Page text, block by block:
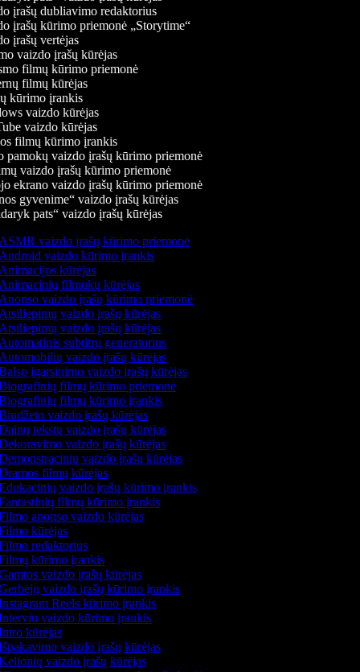
įrašų dubliavimo redaktorius
įrašų kūrimo priemonė „Storytime“
įrašų vertėjas
vaizdo įrašų kūrėjas
filmų kūrimo priemonė
filmų kūrėjas
kūrimo įrankis
vaizdo kūrėjas
vaizdo kūrėjas
filmų kūrimo įrankis
vaizdo įrašų kūrimo priemonė
vaizdo įrašų kūrimo priemonė
ekrano vaizdo įrašų kūrimo priemonė
gyvenime“ vaizdo įrašų kūrėjas
pats“ vaizdo įrašų kūrėjas
vaizdo įrašų kūrimo priemonė
vaizdo kūrimo įrankis
kūrėjas
filmukų kūrėjas
vaizdo įrašų kūrimo priemonė
vaizdo įrašų kūrėjas
vaizdo įrašų kūrėjas
subtitrų generatorius
vaizdo įrašų kūrėjas
įgarsinimo vaizdo įrašų kūrėjas
filmų kūrimo priemonė
filmų kūrimo įrankis
vaizdo įrašų kūrėjas
tekstų vaizdo įrašų kūrėjas
vaizdo įrašų kūrėjas
vaizdo įrašų kūrėjas
filmų kūrėjas
vaizdo įrašų kūrimo įrankis
filmų kūrimo įrankis
anonso vaizdo kūrėjas
kūrėjas
redaktorius
kūrimo įrankis
vaizdo įrašų kūrėjas
vaizdo įrašų kūrimo įrankis
Reels kūrimo įrankis
vaizdo kūrimo įrankis
kūrėjas
vaizdo įrašų kūrėjas
vaizdo įrašų kūrėjas